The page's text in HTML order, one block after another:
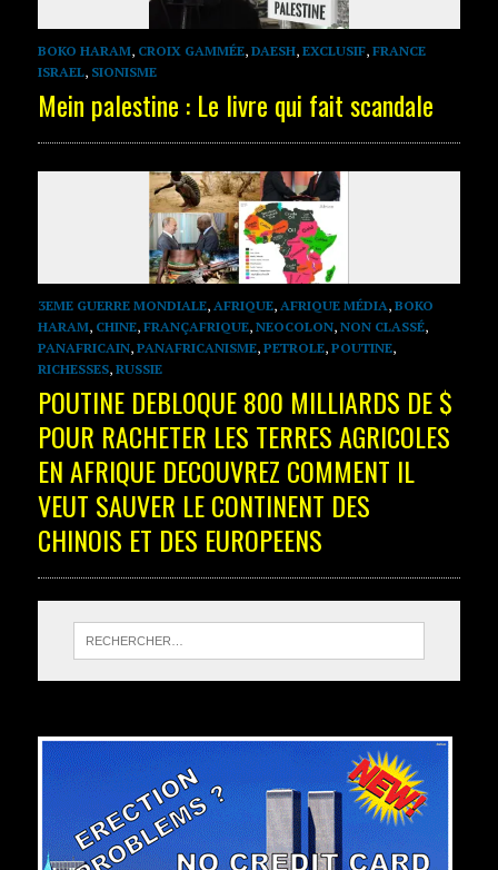
BOKO HARAM, CROIX GAMMÉE, DAESH, EXCLUSIF, FRANCE
ISRAEL, SIONISME
Mein palestine : Le livre qui fait scandale
3EME GUERRE MONDIALE, AFRIQUE, AFRIQUE MÉDIA, BOKO
HARAM, CHINE, FRANÇAFRIQUE, NEOCOLON, NON CLASSÉ,
PANAFRICAIN, PANAFRICANISME, PETROLE, POUTINE,
RICHESSES, RUSSIE
POUTINE DEBLOQUE 800 MILLIARDS DE $
POUR RACHETER LES TERRES AGRICOLES
EN AFRIQUE DECOUVREZ COMMENT IL
VEUT SAUVER LE CONTINENT DES
CHINOIS ET DES EUROPEENS